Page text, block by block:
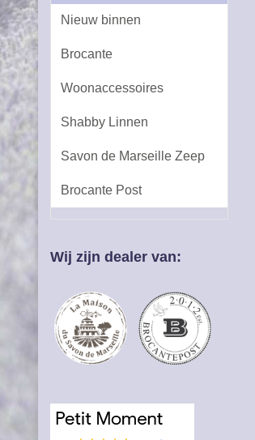
Nieuw binnen
Brocante
Woonaccessoires
Shabby Linnen
Savon de Marseille Zeep
Brocante Post
Wij zijn dealer van: